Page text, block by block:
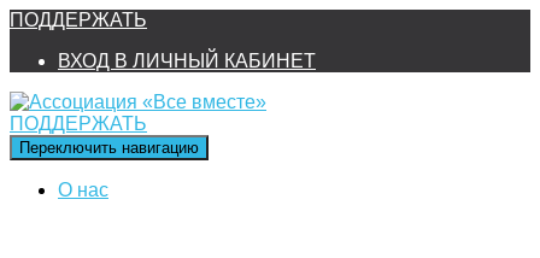
ПОДДЕРЖАТЬ
ВХОД В ЛИЧНЫЙ КАБИНЕТ
ПОДДЕРЖАТЬ
Переключить навигацию
О нас